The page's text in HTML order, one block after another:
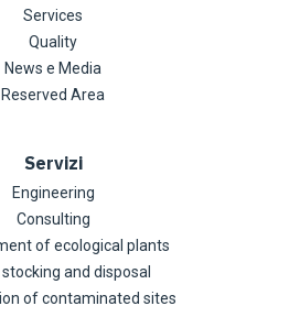
Services
Quality
News e Media
Reserved Area
Servizi
Engineering
Consulting
of ecological plants
and disposal
of contaminated sites